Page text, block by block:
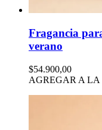
Fragancia
verano
$54.900,00
AGREGAR A LA